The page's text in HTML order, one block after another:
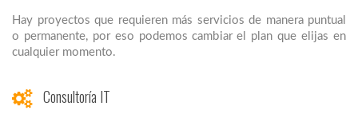
Hay proyectos que requieren más servicios de manera puntual
o permanente, por eso podemos cambiar el plan que elijas en
cualquier momento.
Consultoría IT